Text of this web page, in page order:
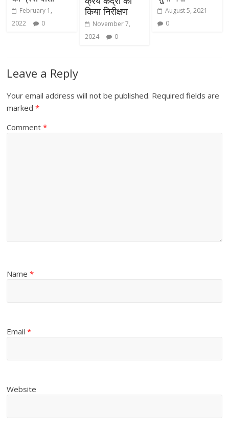
February 1,
2022
0
किया निरीक्षण
November 7,
2024
0
August 5, 2021
0
Leave a Reply
Your email address will not be published. Required fields are
marked*
Comment*
Name*
Email*
Website